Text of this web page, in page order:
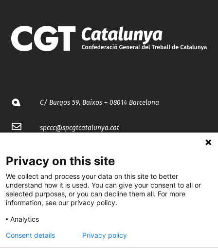
C/ Burgos 59, Baixos – 08014 Barcelona
spccc@spcgtcatalunya.cat
@CGTCatalunya
cgtcatalunya
CGTCatalunya
cgtcatalunya
Privacy on this site
We collect and process your data on this site to better
understand how it is used. You can give your consent to all or
selected purposes, or you can decline them all. For more
information, see our privacy policy.
Analytics
Consent details
Privacy policy